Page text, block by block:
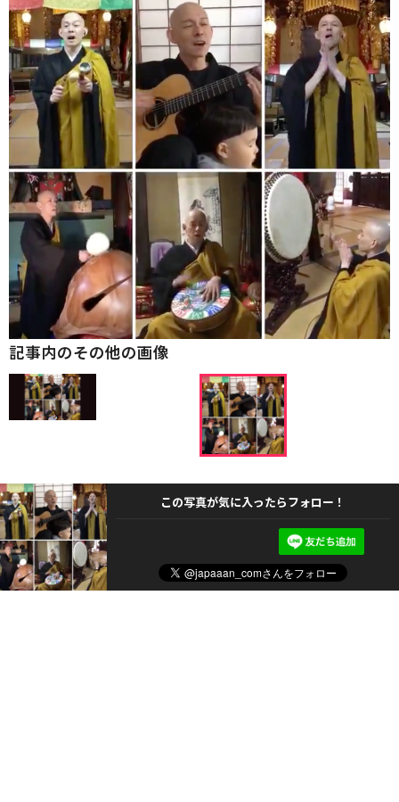
記事内のその他の画像
この写真が気に入ったらフォロー！